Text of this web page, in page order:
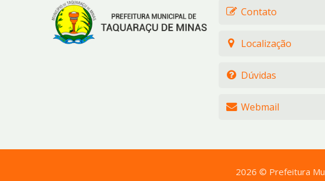
Contato
Localização
Dúvidas
Webmail
2026 © Prefeitura